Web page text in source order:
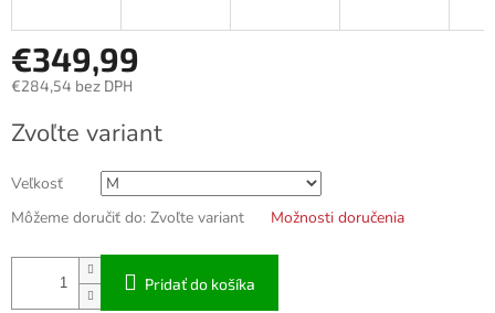
€349,99
€284,54 bez DPH
cena:
Zvoľte variant
Veľkosť
Môžeme doručiť do: Zvoľte variant Možnosti doručenia
Pridať do košíka